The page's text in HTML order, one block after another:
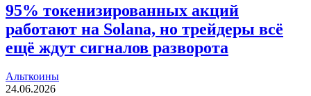
95% токенизированных акций
работают на Solana, но трейдеры всё
ещё ждут сигналов разворота
Альткоины
24.06.2026